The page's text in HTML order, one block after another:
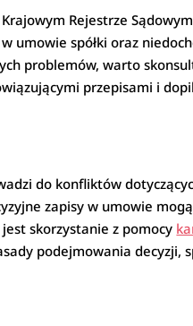
Rejestrze
umowie spółki oraz
problemów, warto
przepisami i
do konfliktów
zapisy w umowie
skorzystanie z pomocy
podejmowania decyzji,